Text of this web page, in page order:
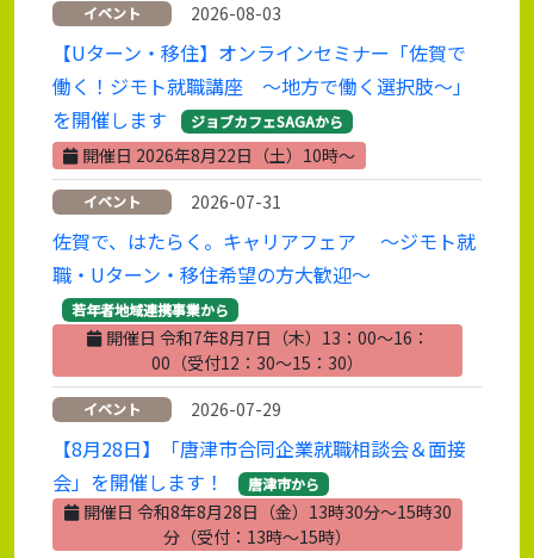
イベント 2026-08-03
【Uターン・移住】オンラインセミナー「佐賀で
働く！ジモト就職講座 ～地方で働く選択肢～」
を開催します
ジョブカフェSAGAから
開催日 2026年8月22日（土）10時～
イベント 2026-07-31
佐賀で、はたらく。キャリアフェア ～ジモト就
職・Uターン・移住希望の方大歓迎～
若年者地域連携事業から
開催日 令和7年8月7日（木）13：00～16：
00（受付12：30～15：30）
イベント 2026-07-29
【8月28日】「唐津市合同企業就職相談会＆面接
会」を開催します！
唐津市から
開催日 令和8年8月28日（金）13時30分～15時30
分（受付：13時～15時）